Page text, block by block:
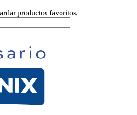
productos favoritos.